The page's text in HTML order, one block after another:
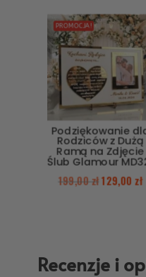
PROMOCJA!
Podziękowanie
Rodziców z Dużą
Ramą na Zdjęcie
Ślub Glamour
199,00 zł129,00 zł
Recenzje i